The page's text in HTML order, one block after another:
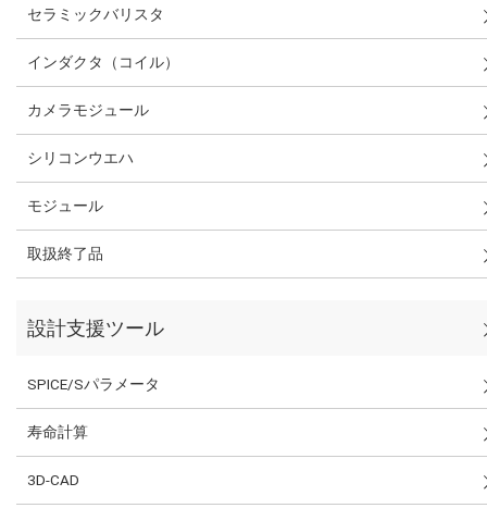
セラミックバリスタ
インダクタ（コイル）
カメラモジュール
シリコンウエハ
モジュール
取扱終了品
設計支援ツール
SPICE/Sパラメータ
寿命計算
3D-CAD